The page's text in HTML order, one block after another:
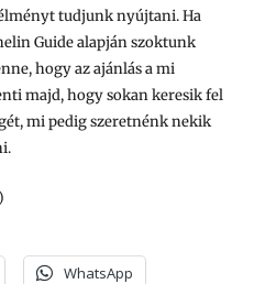
tudjunk nyújtani. Ha
Guide alapján szoktunk
hogy az ajánlás a mi
majd, hogy sokan keresik fel
mi pedig szeretnénk nekik
WhatsApp